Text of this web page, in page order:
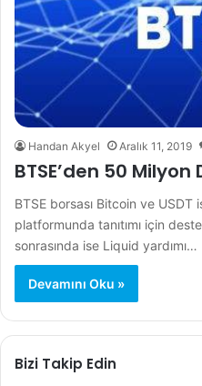
Handan Akyel Aralık 11, 2019
BTSE’den 50 Milyon
BTSE borsası Bitcoin ve USDT
platformunda tanıtımı için
sonrasında ise Liquid yardımı…
Devamını Oku »
Bizi Takip Edin